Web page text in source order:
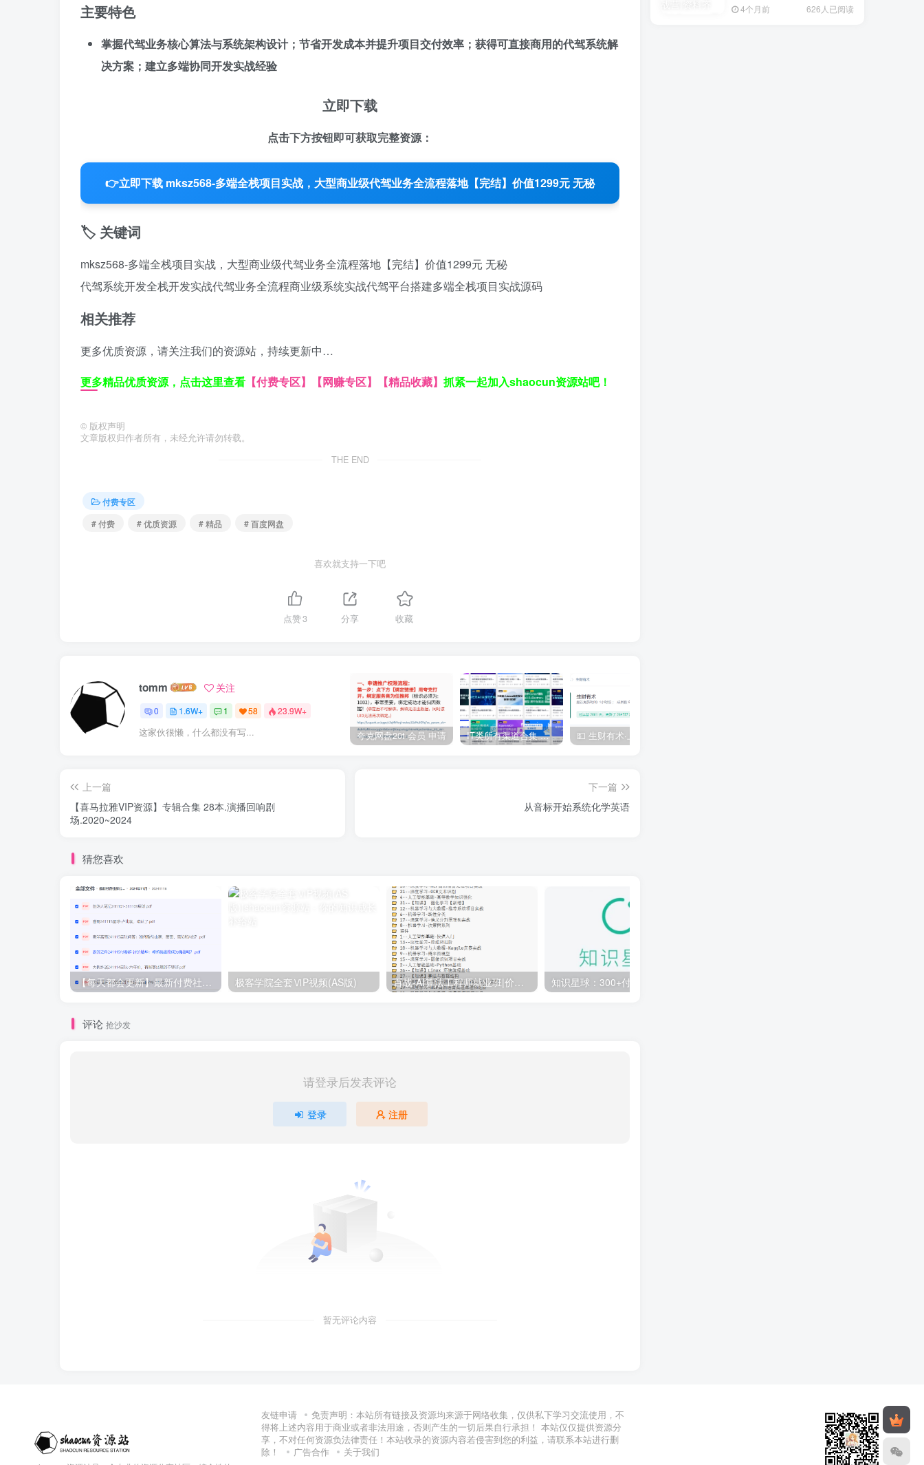
主要特色
掌握代驾业务核心算法与系统架构设计；节省开发成本并提升项目交付效率；获得可直接商用的代驾系统解
决方案；建立多端协同开发实战经验
立即下载
点击下方按钮即可获取完整资源：
👉立即下载 mksz568-多端全栈项目实战，大型商业级代驾业务全流程落地【完结】价值1299元 无秘
🏷️ 关键词
mksz568-多端全栈项目实战，大型商业级代驾业务全流程落地【完结】价值1299元 无秘
代驾系统开发全栈开发实战代驾业务全流程商业级系统实战代驾平台搭建多端全栈项目实战源码
相关推荐
更多优质资源，请关注我们的资源站，持续更新中…
更多精品优质资源，点击这里查看 【付费专区】 【网赚专区】 【精品收藏】 抓紧一起加入shaocun资源站吧！
© 版权声明
文章版权归作者所有，未经允许请勿转载。
THE END
付费专区
# 付费
# 优质资源 # 精品 # 百度网盘
喜欢就支持一下吧
点赞3 分享 收藏
tomm 关注
0 1.6W+ 1 58 23.9W+
这家伙很懒，什么都没有写... 夸克网盘20t 会员 申请 IT类所有渠道合集 持续日更，目前近四千多条资源 年费用户微信私信获取权限
上一篇
【喜马拉雅VIP资源】专辑合集 28本.演播回响剧
场.2020~2024
下一篇
从音标开始系统化学英语
猜您喜欢
【每天都会更新】最新付费社群公众号文章 极客学院全套ⅥP视频(AS版) 百战-AI算法工程师就业班|价值18980元|冲击百万年薪|完结无秘
评论 抢沙发
请登录后发表评论
登录 注册
暂无评论内容
4个月前 626人已阅读
友链申请
免责声明：本站所有链接及资源均来源于网络收集，仅供私下学习交流使用，不
得将上述内容用于商业或者非法用途，否则产生的一切后果自行承担！ 本站仅仅提供资源分
享，不对任何资源负法律责任！本站收录的资源内容若侵害到您的利益，请联系本站进行删
除！
广告合作 关于我们